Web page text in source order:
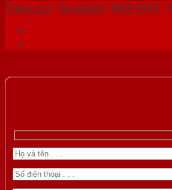
Trang chủ /Sản phẩm / NỘI THẤT /